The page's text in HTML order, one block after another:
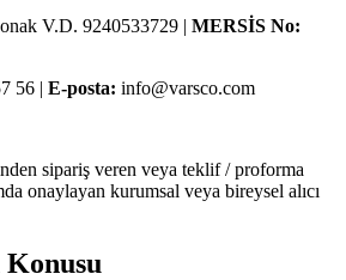
V.D. 9240533729 | MERSİS No:
56 | E-posta: info@varsco.com
sipariş veren veya teklif / proforma
onaylayan kurumsal veya bireysel alıcı
Konusu